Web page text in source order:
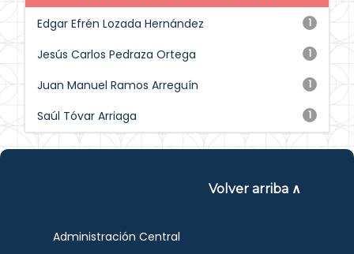
1
Edgar Efrén Lozada Hernández
1
Jesús Carlos Pedraza Ortega
1
Juan Manuel Ramos Arreguín
1
Saúl Tóvar Arriaga
Volver arriba ∧
Administración Central